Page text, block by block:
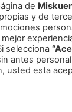
de
y de
selecciona
antes
usted esta